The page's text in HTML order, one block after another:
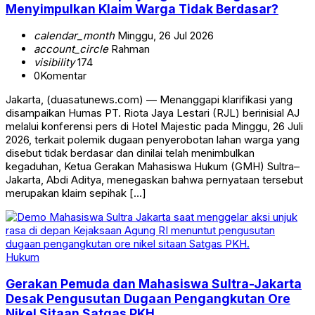
Menyimpulkan Klaim Warga Tidak Berdasar?
calendar_monthMinggu, 26 Jul 2026
account_circleRahman
visibility174
0Komentar
Jakarta, (duasatunews.com) — Menanggapi klarifikasi yang
disampaikan Humas PT. Riota Jaya Lestari (RJL) berinisial AJ
melalui konferensi pers di Hotel Majestic pada Minggu, 26 Juli
2026, terkait polemik dugaan penyerobotan lahan warga yang
disebut tidak berdasar dan dinilai telah menimbulkan
kegaduhan, Ketua Gerakan Mahasiswa Hukum (GMH) Sultra–
Jakarta, Abdi Aditya, menegaskan bahwa pernyataan tersebut
merupakan klaim sepihak […]
Hukum
Gerakan Pemuda dan Mahasiswa Sultra-Jakarta
Desak Pengusutan Dugaan Pengangkutan Ore